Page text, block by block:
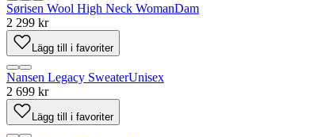
Sørisen Wool High Neck WomanDam
2 299 kr
Lägg till i favoriter
Nansen Legacy SweaterUnisex
2 699 kr
Lägg till i favoriter